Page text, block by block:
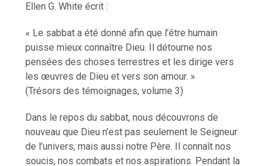
Ellen G. White écrit :
« Le sabbat a été donné afin que l’être humain
puisse mieux connaître Dieu. Il détourne nos
pensées des choses terrestres et les dirige vers
les œuvres de Dieu et vers son amour. »
(Trésors des témoignages, volume 3)
Dans le repos du sabbat, nous découvrons de
nouveau que Dieu n’est pas seulement le Seigneur
de l’univers, mais aussi notre Père. Il connaît nos
soucis, nos combats et nos aspirations. Pendant la